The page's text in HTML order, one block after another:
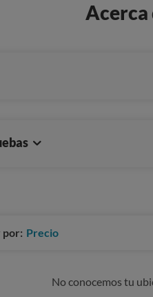
Acerca
por: Precio
No conocemos tu